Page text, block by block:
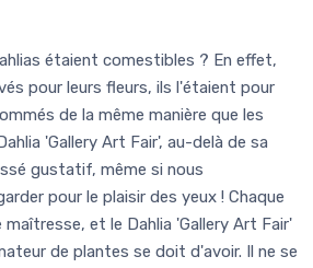
étaient comestibles ? En effet,
pour leurs fleurs, ils l'étaient pour
de la même manière que les
'Gallery Art Fair', au-delà de sa
gustatif, même si nous
pour le plaisir des yeux ! Chaque
maîtresse, et le Dahlia 'Gallery Art Fair'
de plantes se doit d'avoir. Il ne se